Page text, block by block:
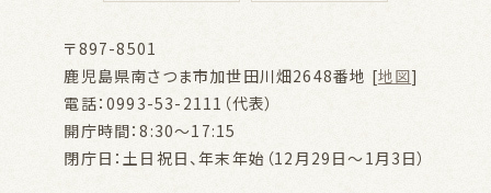
〒897-8501
鹿児島県南さつま市加世田川畑2648番地 [地図]
電話：0993-53-2111（代表）
開庁時間：8:30～17:15
閉庁日：土日祝日、年末年始（12月29日～1月3日）